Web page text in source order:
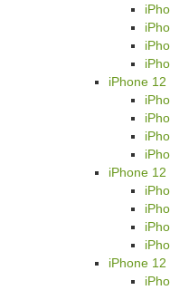
iPhone 12
iPhone 12
iPhone